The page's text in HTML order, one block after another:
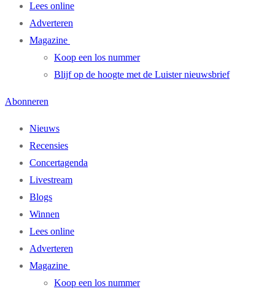
Lees online
Adverteren
Magazine
Koop een los nummer
Blijf op de hoogte met de Luister nieuwsbrief
Abonneren
Nieuws
Recensies
Concertagenda
Livestream
Blogs
Winnen
Lees online
Adverteren
Magazine
Koop een los nummer